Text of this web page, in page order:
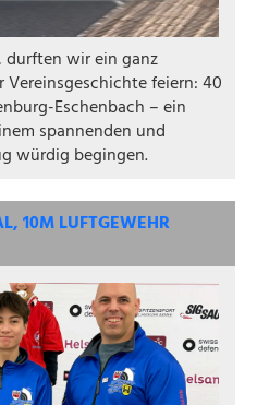
durften wir ein ganz
Vereinsgeschichte feiern: 40
Eschenbach – ein
spannenden und
würdig begingen.
10M LUFTGEWEHR